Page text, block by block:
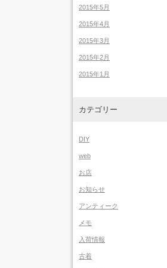
2015年5月
2015年4月
2015年3月
2015年2月
2015年1月
カテゴリー
DIY
web
お店
お知らせ
アンティーク
メモ
入荷情報
古着